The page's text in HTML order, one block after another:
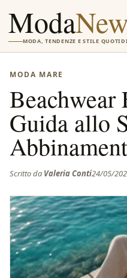
Moda
MODA, TENDENZE E STILE
MODA MARE
Beachwear
Guida allo
Scritto da Valeria Conti24/05/